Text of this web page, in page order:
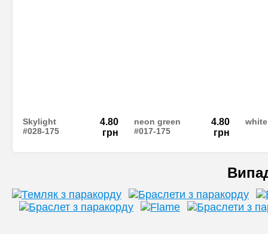
Skylight
#028-175
4.80
грн
neon green
#017-175
4.80
грн